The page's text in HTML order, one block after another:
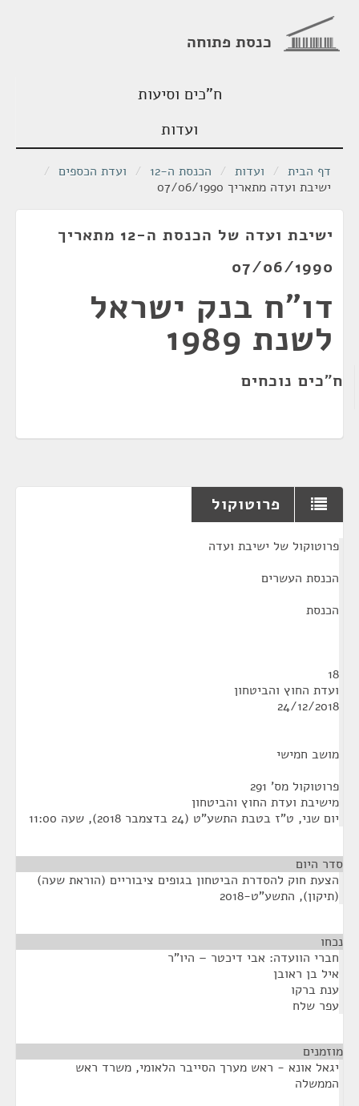
כנסת פתוחה
ח"כים וסיעות
ועדות
דף הבית / ועדות / הכנסת ה-12 / ועדת הכספים /
ישיבת ועדה מתאריך 07/06/1990
ישיבת ועדה של הכנסת ה-12 מתאריך
07/06/1990
דו"ח בנק ישראל
לשנת 1989
ח"כים נוכחים
פרוטוקול
פרוטוקול של ישיבת ועדה
הכנסת העשרים
הכנסת
18
ועדת החוץ והביטחון
24/12/2018
מושב חמישי
פרוטוקול מס' 291
מישיבת ועדת החוץ והביטחון
יום שני, ט"ז בטבת התשע"ט (24 בדצמבר 2018), שעה 11:00
סדר היום
הצעת חוק להסדרת הביטחון בגופים ציבוריים (הוראת שעה)
(תיקון), התשע"ט-2018
נכחו
חברי הוועדה: אבי דיכטר – היו"ר
איל בן ראובן
ענת ברקו
עפר שלח
מוזמנים
יגאל אונא - ראש מערך הסייבר הלאומי, משרד ראש
הממשלה